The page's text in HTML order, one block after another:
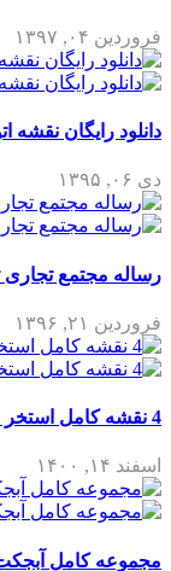
فروردین ۰۴, ۱۳۹۷
دانلود رایگان نقشه
دی ۰۶, ۱۳۹۵
رساله مجتمع تجاری
فروردین ۲۱, ۱۳۹۶
4 نقشه کامل استخر عمومی و مسکونی DWG
اسفند ۱۴, ۱۴۰۰
مجموعه کامل